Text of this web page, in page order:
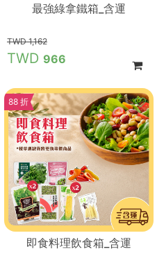
最強綠拿鐵箱_含運
1,162
966
88 折
即食料理飲食箱_含運